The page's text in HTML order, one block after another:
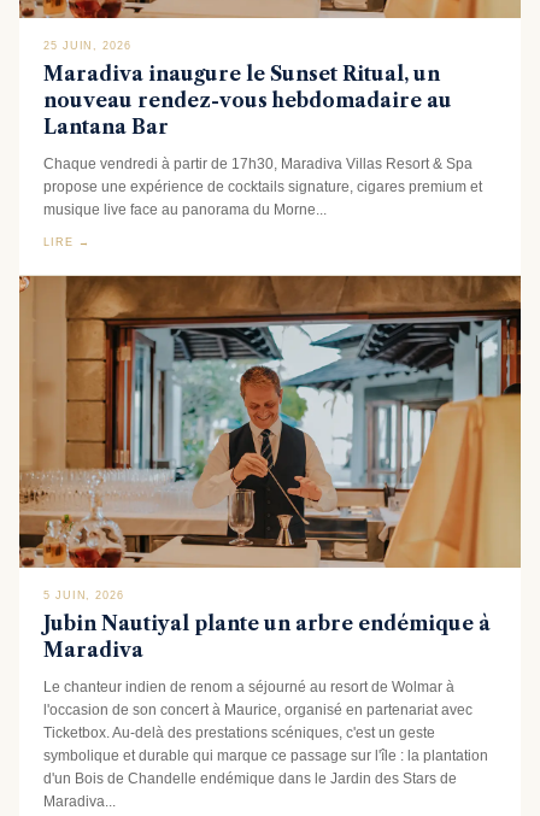
25 JUIN, 2026
Maradiva inaugure le Sunset Ritual, un
nouveau rendez-vous hebdomadaire au
Lantana Bar
Chaque vendredi à partir de 17h30, Maradiva Villas Resort & Spa
propose une expérience de cocktails signature, cigares premium et
musique live face au panorama du Morne...
LIRE →
5 JUIN, 2026
Jubin Nautiyal plante un arbre endémique à
Maradiva
Le chanteur indien de renom a séjourné au resort de Wolmar à
l'occasion de son concert à Maurice, organisé en partenariat avec
Ticketbox. Au-delà des prestations scéniques, c'est un geste
symbolique et durable qui marque ce passage sur l'île : la plantation
d'un Bois de Chandelle endémique dans le Jardin des Stars de
Maradiva...